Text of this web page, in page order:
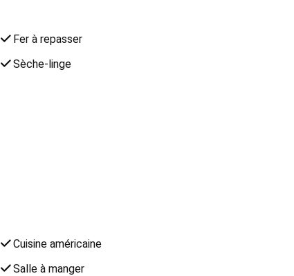
Fer à repasser
Sèche-linge
Cuisine américaine
Salle à manger